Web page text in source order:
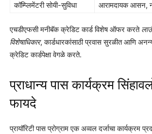
कॉम्प्लिमेंटरी सोयी-सुविधा
आरामदायक आसन,
एचडीएफसी मनीबॅक क्रेडिट कार्ड विशेष ऑफर करते
विशेषाधिकार, कार्डधारकांसाठी प्रवास सुरळीत आणि
क्रेडिट कार्डपेक्षा वेगळे करते.
प्राधान्य पास कार्यक्रम
फायदे
प्रायॉरिटी पास प्रोग्राम एक अव्वल दर्जाचा कार्यक्रम